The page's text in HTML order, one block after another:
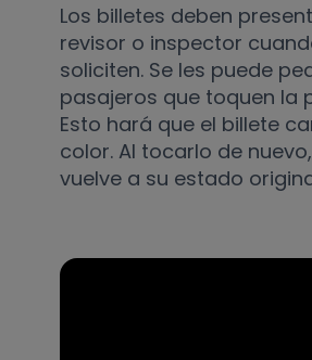
Los billetes deben
revisor o inspector
soliciten. Se les puede
pasajeros que toquen la
Esto hará que el billete
color. Al tocarlo de
vuelve a su estado